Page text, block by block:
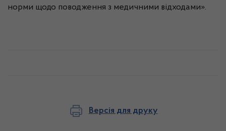
норми щодо поводження з медичними відходами».
Версія для друку